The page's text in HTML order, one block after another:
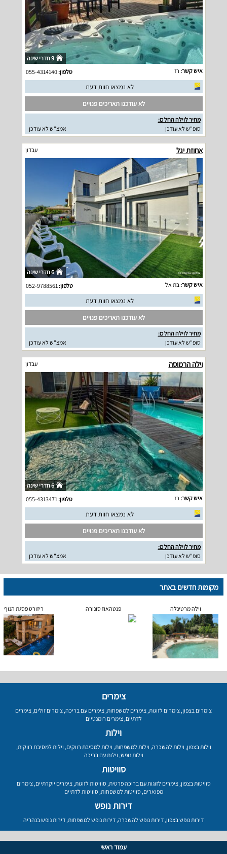
9 חדרי שינה
איש קשר: רז טלפון:055-4314140
לא נמצאו חוות דעת
לא עודכנו תאריכים פנויים
מחיר לוילה החל מ:
סופ"ש לא עודכן
אמצ"ש לא עודכן
אחוזת יגל עבדון
6 חדרי שינה
איש קשר: בת אל טלפון:
לא נמצאו חוות דעת
לא עודכנו תאריכים פנויים
מחיר לוילה החל מ:
סופ"ש לא עודכן
אמצ"ש לא עודכן
וילה הרמוסה עבדון
6 חדרי שינה
איש קשר: רז טלפון:055-4313471
לא נמצאו חוות דעת
לא עודכנו תאריכים פנויים
מחיר לוילה החל מ:
סופ"ש לא עודכן
אמצ"ש לא עודכן
מקומות חדשים באתר
וילה מרטינלה פנטהאוז סונורה ריזורט פסגת הנוף
צימרים
צימרים בצפון, צימרים לזוגות, צימרים למשפחות, צימרים עם בריכה, צימרים זולים, צימרים
לדתיים,צימרים רומנטיים
וילות
וילות בצפון, וילות להשכרה, וילות למשפחות, וילות למסיבת רווקים, וילות למסיבת רווקות,
וילות נופש, וילות עם בריכה
סוויטות
סוויטות בצפון,צימרים לזוגות עם בריכה פרטית,סוויטות לזוגות,צימרים יוקרתיים,צימרים
מפוארים,סוויטות למשפחות,סוויטות לדתיים
דירות נופש
דירות נופש בצפון, דירות נופש להשכרה, דירות נופש למשפחות, דירות נופש בנהריה
עמוד ראשי